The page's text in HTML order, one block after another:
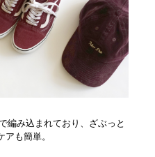
編み込まれており、ざぶっと
も簡単。